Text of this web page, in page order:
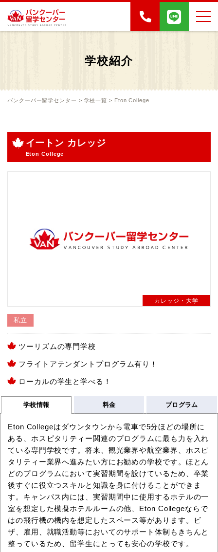
学校紹介
バンクーバー留学センター > 学校一覧 > Eton College
イートン カレッジ
Eton College
カレッジ・大学
私立
ツーリズムの専門学校
フライトアテンダントプログラム有り！
ローカルの学生と学べる！
学校情報 料金 プログラム
Eton Collegeはダウンタウンから電車で5分ほどの場所に
ある、ホスピタリティー関連のプログラムに最も力を入れ
ている専門学校です。将来、観光業界や航空業界、ホスピ
タリティー業界へ進みたい方にお勧めの学校です。ほとん
どのプログラムにおいて実習期間を設けているため、卒業
後すぐに役立つスキルと知識を身に付けることができま
す。キャンパス内には、実習期間中に使用するホテルの一
室を想定した模擬ホテルルームの他、Eton Collegeならで
はの飛行機の機内を想定したスペース等があります。ビ
ザ、雇用、就職活動等においてのサポート体制もきちんと
整っているため、留学生にとっても安心の学校です。